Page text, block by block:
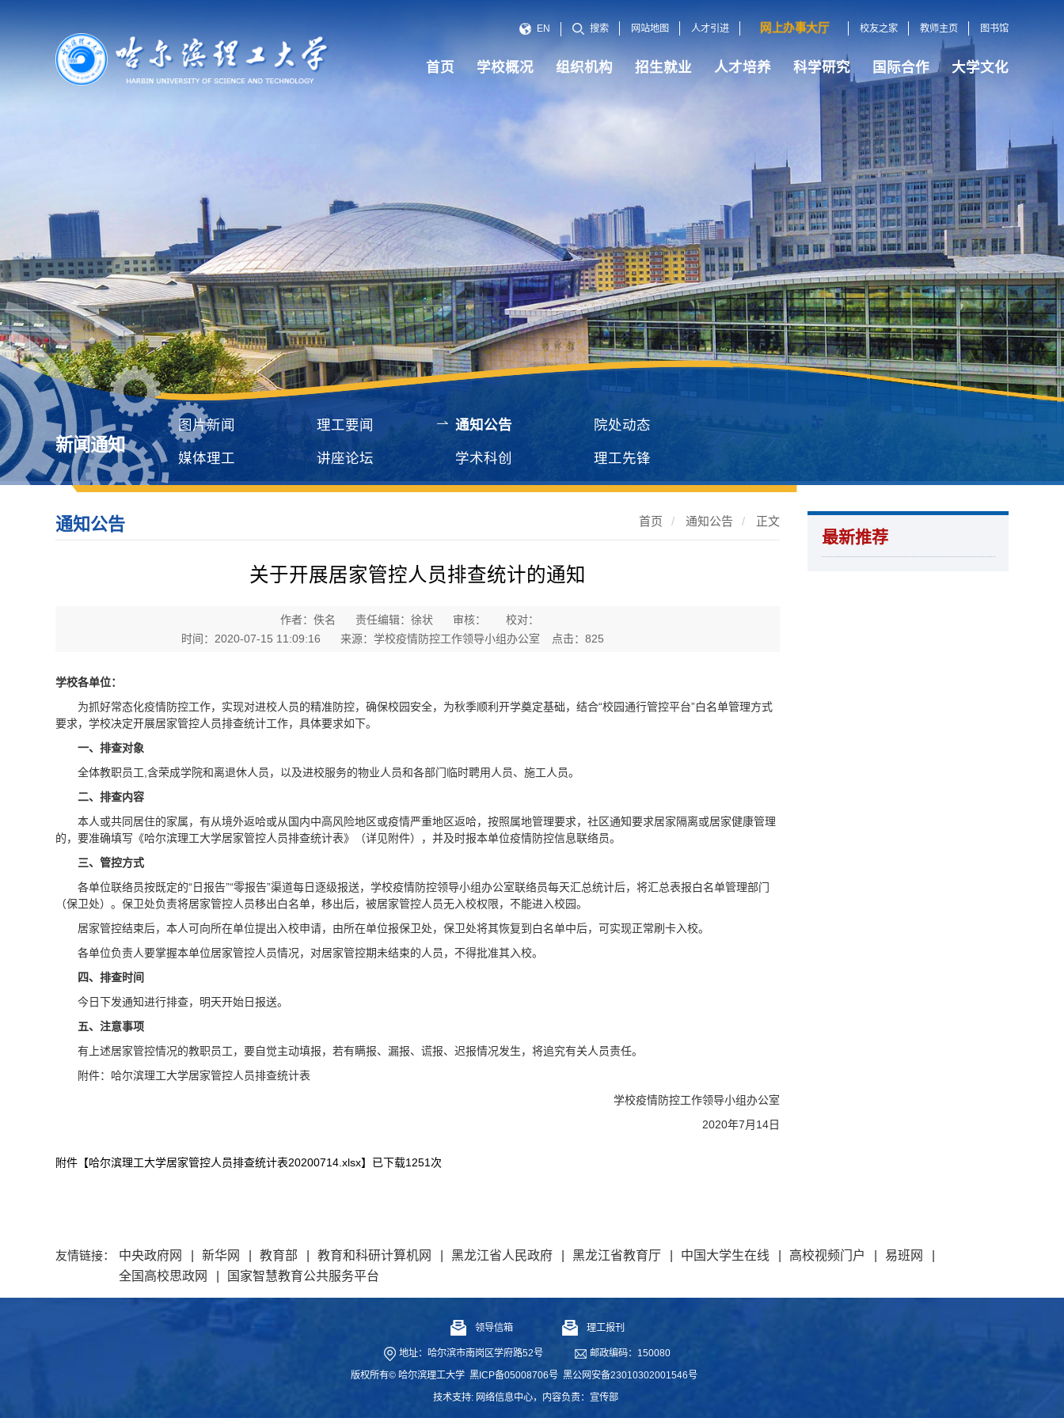
EN 搜索 网站地图 人才引进 网上办事大厅 校友之家 教师主页 图书馆
首页 学校概况 组织机构 招生就业 人才培养 科学研究 国际合作 大学文化
新闻通知
图片新闻 理工要闻 通知公告 院处动态
媒体理工 讲座论坛 学术科创 理工先锋
通知公告 首页 / 通知公告 / 正文
关于开展居家管控人员排查统计的通知
作者：佚名 责任编辑：徐状 审核：
校对：
时间：2020-07-15 11:09:16
来源：学校疫情防控工作领导小组办公室 点击：825
学校各单位：
为抓好常态化疫情防控工作，实现对进校人员的精准防控，确保校园安全，为秋季顺利开学奠定基础，结合“校园通行管控平台”白名单管理方式
要求，学校决定开展居家管控人员排查统计工作，具体要求如下。
一、排查对象
全体教职员工,含荣成学院和离退休人员，以及进校服务的物业人员和各部门临时聘用人员、施工人员。
二、排查内容
本人或共同居住的家属，有从境外返哈或从国内中高风险地区或疫情严重地区返哈，按照属地管理要求，社区通知要求居家隔离或居家健康管理
的，要准确填写《哈尔滨理工大学居家管控人员排查统计表》（详见附件），并及时报本单位疫情防控信息联络员。
三、管控方式
各单位联络员按既定的“日报告”“零报告”渠道每日逐级报送，学校疫情防控领导小组办公室联络员每天汇总统计后，将汇总表报白名单管理部门
（保卫处）。保卫处负责将居家管控人员移出白名单，移出后，被居家管控人员无入校权限，不能进入校园。
居家管控结束后，本人可向所在单位提出入校申请，由所在单位报保卫处，保卫处将其恢复到白名单中后，可实现正常刷卡入校。
各单位负责人要掌握本单位居家管控人员情况，对居家管控期未结束的人员，不得批准其入校。
四、排查时间
今日下发通知进行排查，明天开始日报送。
五、注意事项
有上述居家管控情况的教职员工，要自觉主动填报，若有瞒报、漏报、谎报、迟报情况发生，将追究有关人员责任。
附件：哈尔滨理工大学居家管控人员排查统计表
学校疫情防控工作领导小组办公室
2020年7月14日
附件【哈尔滨理工大学居家管控人员排查统计表20200714.xlsx】已下载1251次
最新推荐
友情链接： 中央政府网 新华网 教育部 教育和科研计算机网 黑龙江省人民政府 黑龙江省教育厅 中国大学生在线 高校视频门户 易班网
全国高校思政网
国家智慧教育公共服务平台
领导信箱 理工报刊
地址：哈尔滨市南岗区学府路52号
邮政编码：150080
版权所有© 哈尔滨理工大学 黑ICP备05008706号 黑公网安备23010302001546号
技术支持: 网络信息中心，内容负责：宣传部